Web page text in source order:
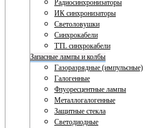
Радиосинхронизаторы
ИК синхронизаторы
Светоловушки
Синхрокабели
TTL синхрокабели
Запасные лампы и колбы
Газоразрядные (импульсные)
Галогенные
Флуоресцентные лампы
Металлогалогенные
Защитные стекла
Светодиодные